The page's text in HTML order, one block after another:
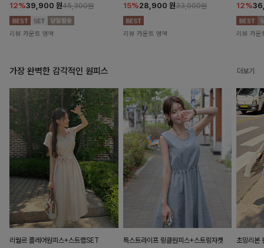
12%39,900 원45,300원
리뷰 카운트 영역
15%28,900 원33,900원
리뷰 카운트 영역
12%
리뷰 카운
가장 완벽한 감각적인 원피스 더보기
리월르 플레어원피스+스트랩SET
특스트라이프 링클원피스+스트링자켓
초밍리본